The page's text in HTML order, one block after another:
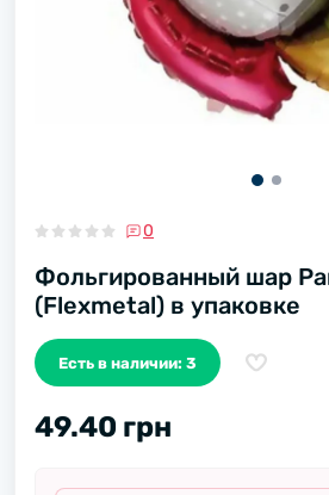
0
Фольгированный шар
(Flexmetal) в упаковке
Есть в наличии: 3
49.40 грн